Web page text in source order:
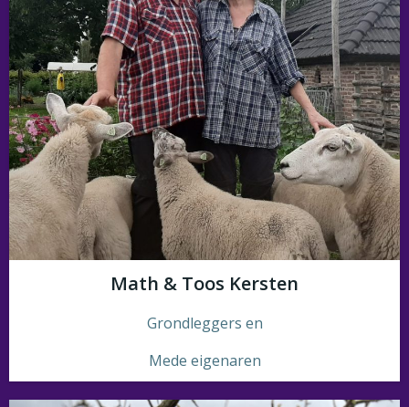
Math & Toos Kersten
Grondleggers en
Mede eigenaren